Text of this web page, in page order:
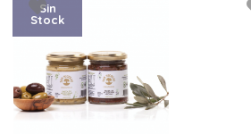
Sin
Stock